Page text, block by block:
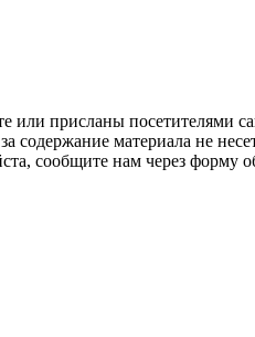
присланы посетителями
содержание материала не
сообщите нам через форму